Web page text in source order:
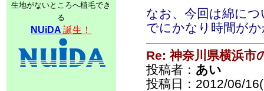
生地がないところへ植毛でき
る
NUiDA誕生！
なお、今回は綿に
でにかなり時間が
Re: 神奈川県横浜市
投稿者： あい
投稿日：2012/06/